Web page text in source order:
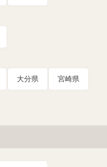
大分県 宮崎県